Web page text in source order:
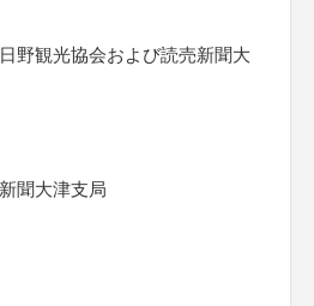
野観光協会および読売新聞大
聞大津支局